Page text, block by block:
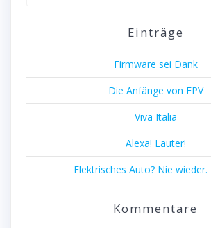
Einträge
Firmware sei Dank
Die Anfänge von FPV
Viva Italia
Alexa! Lauter!
Elektrisches Auto? Nie wieder.
Kommentare